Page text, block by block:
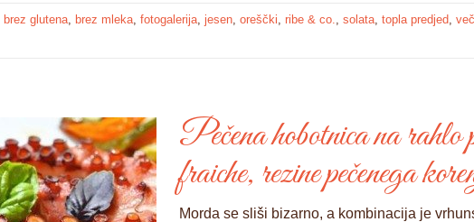
brez glutena, brez mleka, fotogalerija, jesen, oreščki, ribe & co., solata, topla predjed,
Pečena hobotnica na rahlo
fraiche, rezine pečenega
Morda se sliši bizarno, a kombinacija je